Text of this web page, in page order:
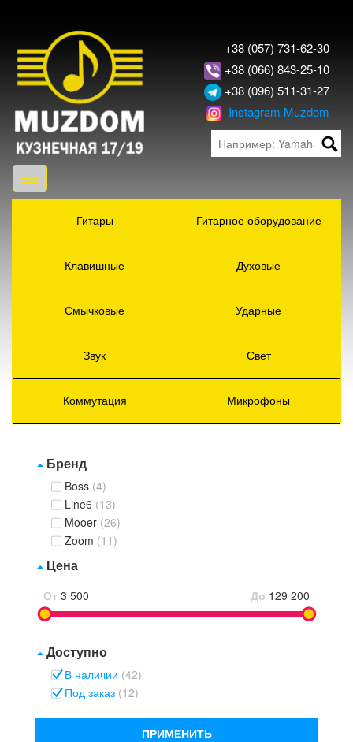
+38 (057) 731-62-30
+38 (066) 843-25-10
+38 (096) 511-31-27
Instagram Muzdom
Toggle
navigation
Гитары
Гитарное оборудование
Клавишные Духовые
Смычковые Ударные
Звук Свет
Коммутация Микрофоны
Бренд
Boss (4)
Line6 (13)
Mooer (26)
Zoom (11)
Цена
От 3 500 До 129 200
Доступно
В наличии (42)
Под заказ (12)
ПРИМЕНИТЬ